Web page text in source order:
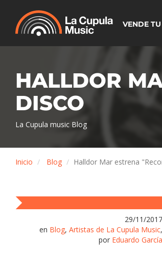
VENDE
HALLDOR
DISCO
La Cupula music Blog
Inicio Blog Halldor Mar estrena
29/11/2017
en Blog, Artistas de La Cupula Music,
por Eduardo García